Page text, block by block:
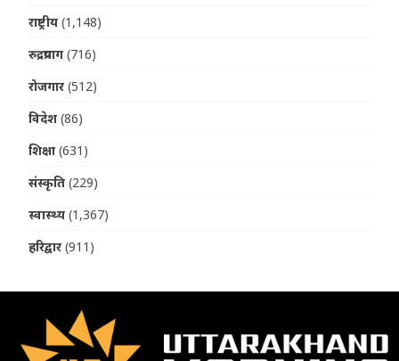
राष्ट्रीय (1,148)
रुद्रप्रयाग (716)
रोजगार (512)
विदेश (86)
शिक्षा (631)
संस्कृति (229)
स्वास्थ्य (1,367)
हरिद्वार (911)